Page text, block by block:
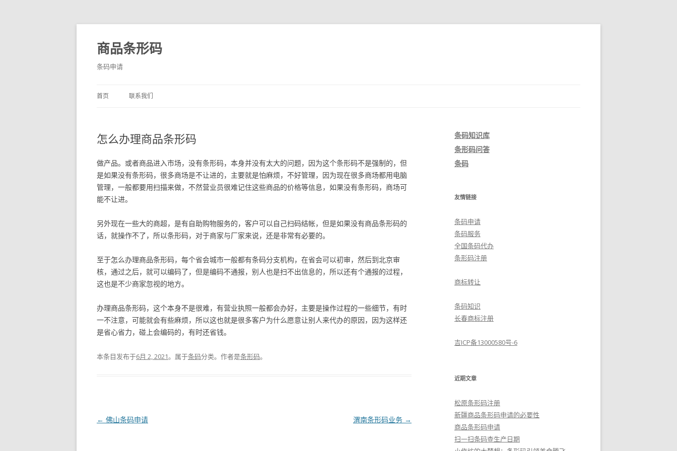
商品条形码
条码申请
首页 联系我们
怎么办理商品条形码
做产品。或者商品进入市场，没有条形码，本身并没有太大的问题，因为这个条形码不是强制的，但
是如果没有条形码，很多商场是不让进的，主要就是怕麻烦，不好管理，因为现在很多商场都用电脑
管理，一般都要用扫描来做，不然营业员很难记住这些商品的价格等信息，如果没有条形码，商场可
能不让进。
另外现在一些大的商超，是有自助购物服务的，客户可以自己扫码结帐，但是如果没有商品条形码的
话，就操作不了，所以条形码，对于商家与厂家来说，还是非常有必要的。
至于怎么办理商品条形码，每个省会城市一般都有条码分支机构，在省会可以初审，然后到北京审
核，通过之后，就可以编码了，但是编码不通报，别人也是扫不出信息的，所以还有个通报的过程，
这也是不少商家忽视的地方。
办理商品条形码，这个本身不是很难，有营业执照一般都会办好，主要是操作过程的一些细节，有时
一不注意，可能就会有些麻烦，所以这也就是很多客户为什么愿意让别人来代办的原因，因为这样还
是省心省力，碰上会编码的，有时还省钱。
本条目发布于6月 2, 2021。属于条码分类。 作者是条形码。
文
← 佛山条码申请 渭南条形码业务 →
条码知识库
条形码问答
条码
友情链接
条码申请
条码服务
全国条码代办
条形码注册
商标转让
条码知识
长春商标注册
吉ICP备13000580号-6
近期文章
松原条形码注册
新疆商品条形码申请的必要性
商品条形码申请
扫一扫条码查生产日期